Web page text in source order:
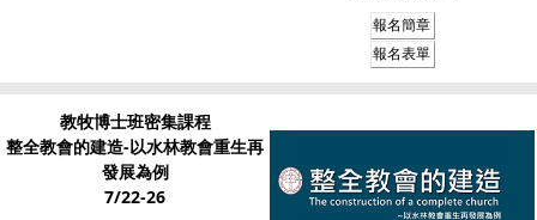
報名簡章
報名表單
教牧博士班密集課程
整全教會的建造-以水林教會重生再
發展為例
7/22-26